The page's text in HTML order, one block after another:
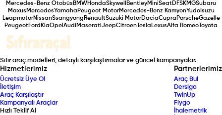
Mercedes-Benz Otobüs BMWHondaSkywell BentleyMiniSeatDFSKMGSubaru
Maxus MercedesYamaha Peugeot MotorMercedes-Benz KamyonYudoIsuzu
LeapmotorNissanSsangyong RenaultSuzuki MotorDaciaCupra PorscheGazelle
PeugeotFord KiaOpel Audi MaseratiJeepCitroen Tesla LexusAlfa Romeo Toyota
Sıfır araç modelleri, detaylı karşılaştırmalar ve güncel kampanyalar.
Hizmetlerimiz
Ücretsiz Üye Ol
İletişim
Araç Karşılaştır
Kampanyalı Araçlar
Hızlı Teklif Al
Partnerlerimiz
Araç Bul
Dersigo
TwinUp
Fiygo
İhalemetrik